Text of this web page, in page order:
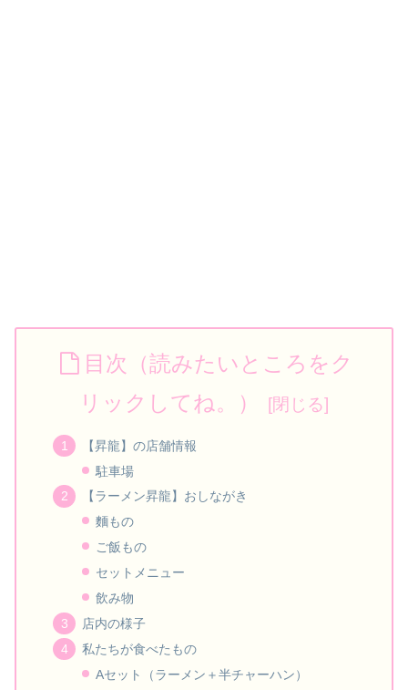
目次（読みたいところをク
リックしてね。）
【昇龍】の店舗情報
駐車場
【ラーメン昇龍】おしながき
麵もの
ご飯もの
セットメニュー
飲み物
店内の様子
私たちが食べたもの
Aセット（ラーメン＋半チャーハン）